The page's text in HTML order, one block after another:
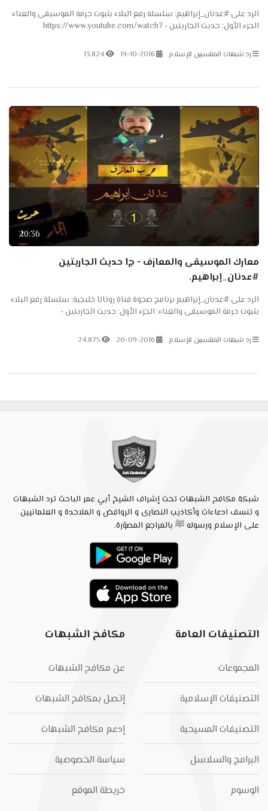
الرد على #عدنان_إبراهيم: سلسلة رفع البلاء بثبوت حرمة الموسيقى والغناء
الجزء الأول: حديث الجاريتين - https://www.youtube.com/watch?
رد شبهات المنتسبين للإسلام 19-10-2016
13.824
20:36
معارك الموسيقى والمعازف - ج1 حديث الجاريتين
#عدنان_إبراهيم.
الرد على #عدنان_إبراهيم برنامج صحوة قناة روتانا خليجية: سلسلة رفع البلاء
بثبوت حرمة الموسيقى والغناء: الجزء الأول: حديث الجاريتين -
رد شبهات المنتسبين للإسلام 20-09-2016
24.875
شبكة مكافح الشبهات تحت إشراف الشيخ أبي عمر الباحث ترد الشبهات
و تنسف ادعاءات وأكاذيب النصارى و الروافض و الملاحدة و العلمانيين
على الإسلام ورسوله ﷺ بالمراجع المصوّرة.
التصنيفات العامة
المجموعات
التصنيفات الإسلامية
التصنيفات المسيحية
البرامج والسلاسل
الوسوم
مكافح الشبهات
عن مكافح الشبهات
إتصل بمكافح الشبهات
إدعم مكافح الشبهات
سياسة الخصوصية
خريطة الموقع